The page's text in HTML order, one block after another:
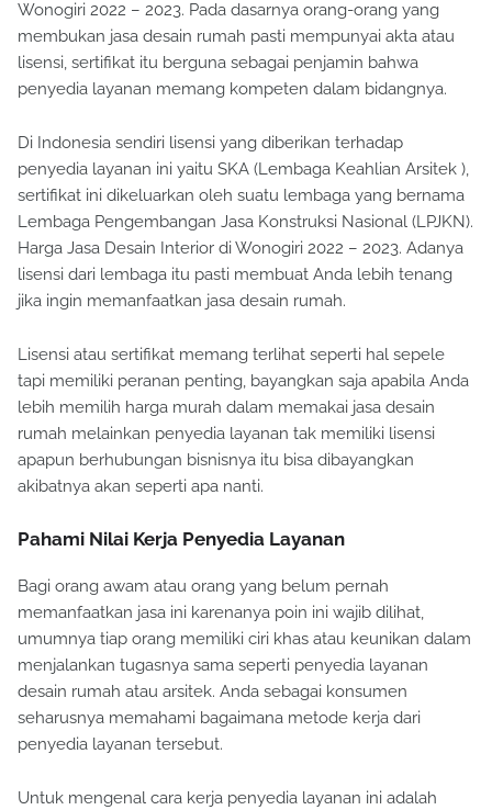
Wonogiri 2022 – 2023. Pada dasarnya orang-orang yang
membukan jasa desain rumah pasti mempunyai akta atau
lisensi, sertifikat itu berguna sebagai penjamin bahwa
penyedia layanan memang kompeten dalam bidangnya.
Di Indonesia sendiri lisensi yang diberikan terhadap
penyedia layanan ini yaitu SKA (Lembaga Keahlian Arsitek ),
sertifikat ini dikeluarkan oleh suatu lembaga yang bernama
Lembaga Pengembangan Jasa Konstruksi Nasional (LPJKN).
Harga Jasa Desain Interior di Wonogiri 2022 – 2023. Adanya
lisensi dari lembaga itu pasti membuat Anda lebih tenang
jika ingin memanfaatkan jasa desain rumah.
Lisensi atau sertifikat memang terlihat seperti hal sepele
tapi memiliki peranan penting, bayangkan saja apabila Anda
lebih memilih harga murah dalam memakai jasa desain
rumah melainkan penyedia layanan tak memiliki lisensi
apapun berhubungan bisnisnya itu bisa dibayangkan
akibatnya akan seperti apa nanti.
Pahami Nilai Kerja Penyedia Layanan
Bagi orang awam atau orang yang belum pernah
memanfaatkan jasa ini karenanya poin ini wajib dilihat,
umumnya tiap orang memiliki ciri khas atau keunikan dalam
menjalankan tugasnya sama seperti penyedia layanan
desain rumah atau arsitek. Anda sebagai konsumen
seharusnya memahami bagaimana metode kerja dari
penyedia layanan tersebut.
Untuk mengenal cara kerja penyedia layanan ini adalah